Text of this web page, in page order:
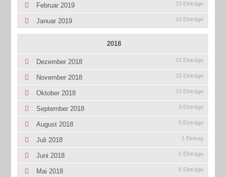
Februar 2019 19 Einträge
Januar 2019 10 Einträge
2018
Dezember 2018 16 Einträge
November 2018 18 Einträge
Oktober 2018 13 Einträge
September 2018 9 Einträge
August 2018 5 Einträge
Juli 2018 1 Eintrag
Juni 2018 6 Einträge
Mai 2018 8 Einträge